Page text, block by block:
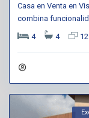
Casa en Venta en
combina
4
4